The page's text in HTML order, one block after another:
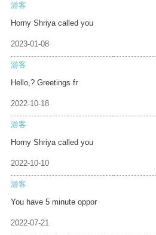
游客
Horny Shriya called you
2023-01-08
游客
Hello,? Greetings fr
2022-10-18
游客
Horny Shriya called you
2022-10-10
游客
You have 5 minute oppor
2022-07-21